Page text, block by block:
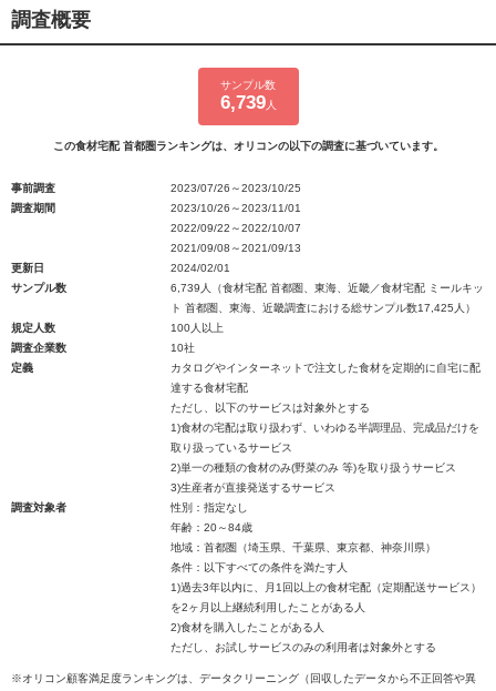
調査概要
サンプル数
6,739人
この食材宅配 首都圏ランキングは、オリコンの以下の調査に基づいています。
事前調査
2023/07/26～2023/10/25
調査期間
2023/10/26～2023/11/01
2022/09/22～2022/10/07
2021/09/08～2021/09/13
更新日
2024/02/01
サンプル数
6,739人（食材宅配 首都圏、東海、近畿／食材宅配 ミールキッ
ト 首都圏、東海、近畿調査における総サンプル数17,425人）
規定人数
100人以上
調査企業数
10社
定義
カタログやインターネットで注文した食材を定期的に自宅に配
達する食材宅配
ただし、以下のサービスは対象外とする
1)食材の宅配は取り扱わず、いわゆる半調理品、完成品だけを
取り扱っているサービス
2)単一の種類の食材のみ(野菜のみ 等)を取り扱うサービス
3)生産者が直接発送するサービス
調査対象者
性別：指定なし
年齢：20～84歳
地域：首都圏（埼玉県、千葉県、東京都、神奈川県）
条件：以下すべての条件を満たす人
1)過去3年以内に、月1回以上の食材宅配（定期配送サービス）
を2ヶ月以上継続利用したことがある人
2)食材を購入したことがある人
ただし、お試しサービスのみの利用者は対象外とする
※オリコン顧客満足度ランキングは、データクリーニング（回収したデータから不正回答や異